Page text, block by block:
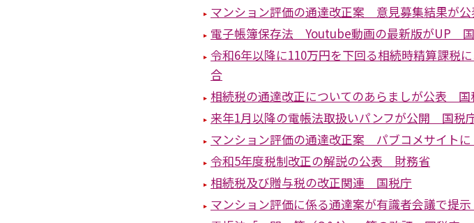
マンション評価の通達改正案 意見募集結果が公
電子帳簿保存法 Youtube動画の最新版がUP
令和6年以降に110万円を下回る相続時精算課税
合
相続税の通達改正についてのあらましが公表 国
来年1月以降の電帳法取扱いパンフが公開 国税
マンション評価の通達改正案 パブコメサイト
令和5年度税制改正の解説の公表 財務省
相続税及び贈与税の改正関連 国税庁
マンション評価に係る通達案が有識者会議で提